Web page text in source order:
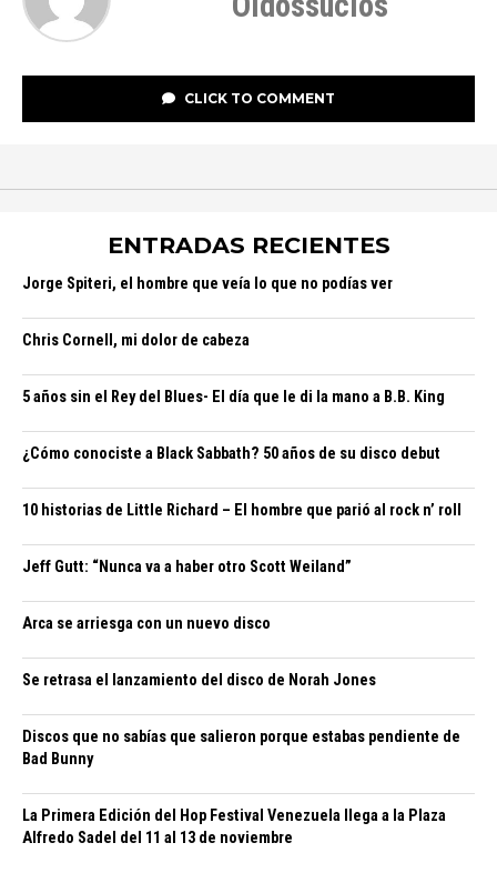
CLICK TO COMMENT
ENTRADAS RECIENTES
Jorge Spiteri, el hombre que veía lo que no podías ver
Chris Cornell, mi dolor de cabeza
5 años sin el Rey del Blues- El día que le di la mano a B.B. King
¿Cómo conociste a Black Sabbath? 50 años de su disco debut
10 historias de Little Richard – El hombre que parió al rock n’ roll
Jeff Gutt: “Nunca va a haber otro Scott Weiland”
Arca se arriesga con un nuevo disco
Se retrasa el lanzamiento del disco de Norah Jones
Discos que no sabías que salieron porque estabas pendiente de
Bad Bunny
La Primera Edición del Hop Festival Venezuela llega a la Plaza
Alfredo Sadel del 11 al 13 de noviembre